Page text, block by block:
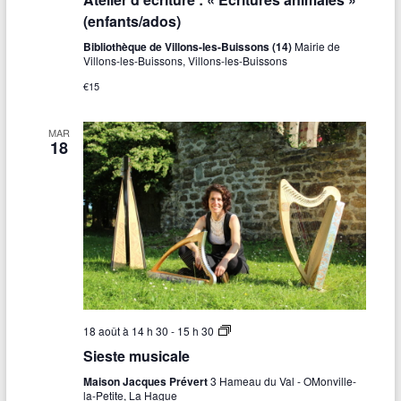
s
e
r
r
i
t
u
r
e
:
«
E
c
r
i
u
a
(enfants/ados)
Bibliothèque de Villons-les-Buissons (14)Mairie de
Villons-les-Buissons, Villons-les-Buissons
€15
MAR
18
18 août à 14 h 30 - 15 h 30
S
t
Sieste musicale
Maison Jacques Prévert3 Hameau du Val - OMonville-
la-Petite, La Hague